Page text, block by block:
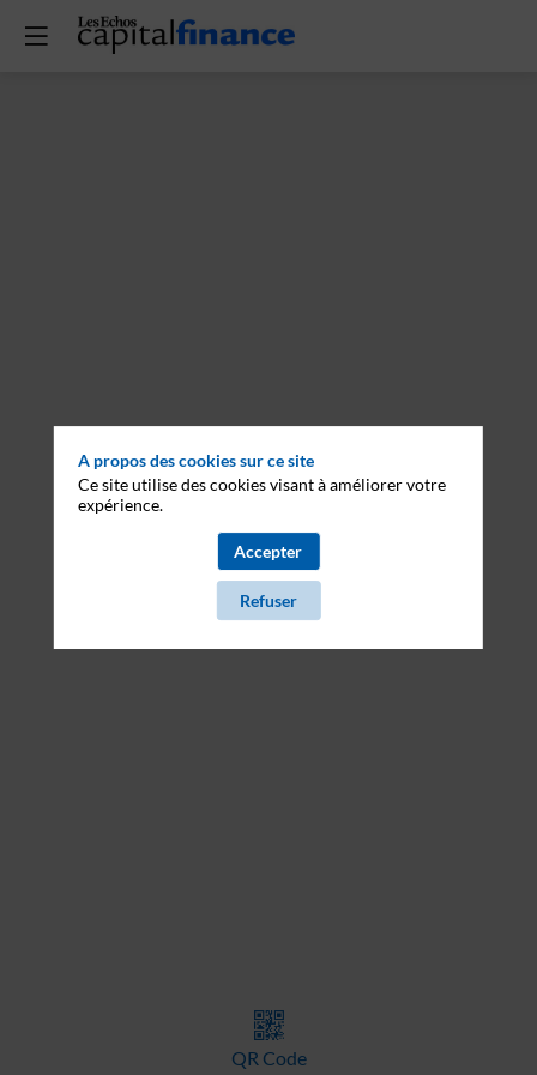
Il manque du contenu : rafraichissez votre navigateur
QR Code
A propos des cookies sur ce site
Ce site utilise des cookies visant à améliorer votre
expérience.
Accepter
Refuser